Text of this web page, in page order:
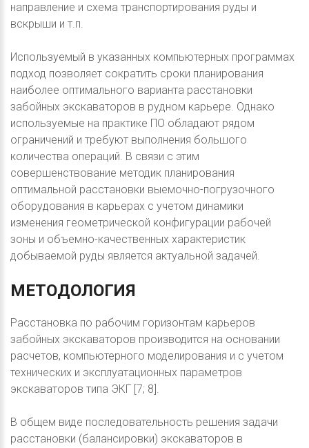
направление и схема транспортирования руды и
вскрыши и т.п.
Используемый в указанных компьютерных программах
подход позволяет сократить сроки планирования
наиболее оптимального варианта расстановки
забойных экскаваторов в рудном карьере. Однако
используемые на практике ПО обладают рядом
ограничений и требуют выполнения большого
количества операций. В связи с этим
совершенствование методик планирования
оптимальной расстановки выемочно-погрузочного
оборудования в карьерах с учетом динамики
изменения геометрической конфигурации рабочей
зоны и объемно-качественных характеристик
добываемой руды является актуальной задачей.
МЕТОДОЛОГИЯ
Расстановка по рабочим горизонтам карьеров
забойных экскаваторов производится на основании
расчетов, компьютерного моделирования и с учетом
технических и эксплуатационных параметров
экскаваторов типа ЭКГ [7; 8].
В общем виде последовательность решения задачи
расстановки (балансировки) экскаваторов в